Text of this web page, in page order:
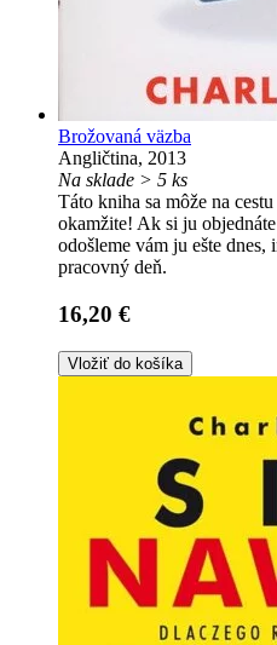
Brožovaná väzba
Angličtina, 2013
Na sklade > 5 ks
Táto kniha sa môže na
okamžite! Ak si ju
odošleme vám ju ešte dnes,
pracovný deň.
16,20 €
Vložiť do košíka